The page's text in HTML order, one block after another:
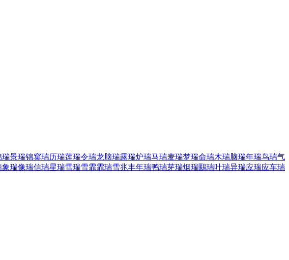
瑞景瑞锦窠瑞历瑞莲瑞令瑞龙脑瑞露瑞炉瑞马瑞麦瑞梦瑞命瑞木瑞脑瑞年瑞鸟瑞气
象瑞像瑞信瑞星瑞雪瑞雪霏霏瑞雪兆丰年瑞鸭瑞芽瑞烟瑞鶠瑞叶瑞异瑞应瑞应车瑞